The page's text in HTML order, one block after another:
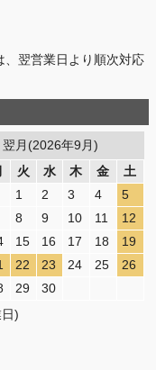
翌営業日より順次対応
翌月(2026年9月)
火 水 木 金
土
1
2 3 4
5
8 9 10 11
12
15 16 17 18
19
22 23 24 25
26
29
30
)